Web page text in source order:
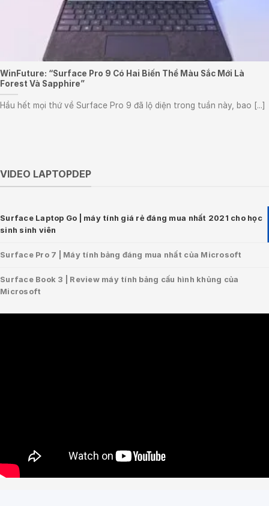
WinFuture: “Surface Pro 9 Có Hai Biến Thể Màu Sắc Mới Là
Forest Và Sapphire”
Hầu hết mọi thứ về Surface Pro 9 đã lộ diện trong tuần này, bao [...]
VIDEO LAPTOPDEP
Surface Laptop Go | máy tính giá rẻ đáng mua nhất 2021 cho học
sinh sinh viên
Surface Pro 7 | Máy tính bảng đáng mua nhất của Microsoft
Surface Book 3 | Review máy tính bảng cấu hình khủng của
Microsoft